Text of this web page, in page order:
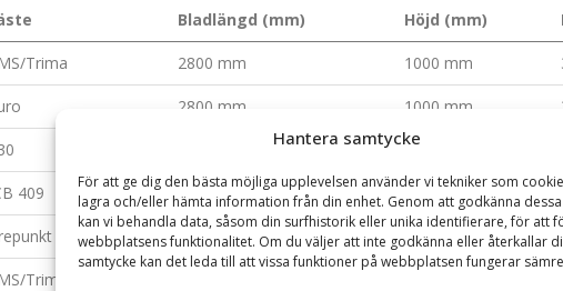
Hantera samtycke
För att ge dig den bästa möjliga upplevelsen använder vi tekniker som
lagra och/eller hämta information från din enhet. Genom att godkänna
kan vi behandla data, såsom din surfhistorik eller unika identifierare, för att
webbplatsens funktionalitet. Om du väljer att inte godkänna eller återkallar
samtycke kan det leda till att vissa funktioner på webbplatsen fungerar
Bladlängd (mm) Höjd (mm)
Trima 2800 mm 1000 mm
2800 mm 1000 mm
1000 mm
409 2800 mm 1000 mm
2800 mm 1000 mm
Trima